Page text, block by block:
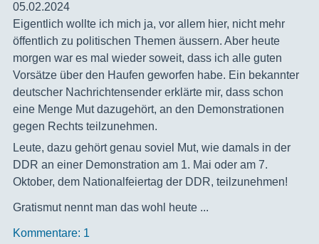
05.02.2024
‍Eigentlich wollte ich mich ja, vor allem hier, nicht mehr
öffentlich zu politischen Themen äussern. Aber heute
morgen war es mal wieder soweit, dass ich alle guten
Vorsätze über den Haufen geworfen habe. Ein bekannter
deutscher Nachrichtensender erklärte mir, dass schon
eine Menge Mut dazugehört, an den Demonstrationen
gegen Rechts teilzunehmen.
Leute, dazu gehört genau soviel Mut, wie damals in der
DDR an einer Demonstration am 1. Mai oder am 7.
Oktober, dem Nationalfeiertag der DDR, teilzunehmen!
Gratismut nennt man das wohl heute ...
Kommentare: 1